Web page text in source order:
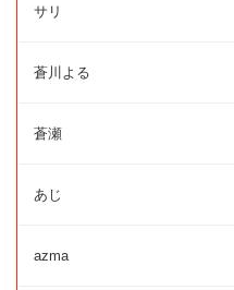
サリ
蒼川よる
蒼瀬
あじ
azma